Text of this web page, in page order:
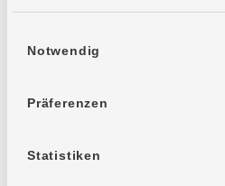
Notwendig
Präferenzen
Statistiken
Kontaktformular